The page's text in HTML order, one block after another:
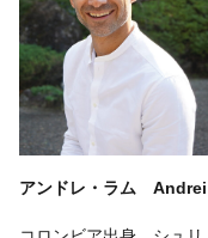
アンドレ・ラム Andrei